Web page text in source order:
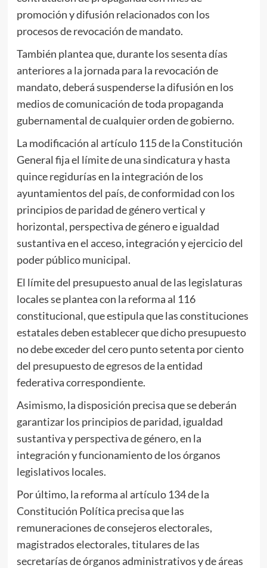
promoción y difusión relacionados con los
procesos de revocación de mandato.
También plantea que, durante los sesenta días
anteriores a la jornada para la revocación de
mandato, deberá suspenderse la difusión en los
medios de comunicación de toda propaganda
gubernamental de cualquier orden de gobierno.
La modificación al artículo 115 de la Constitución
General fija el límite de una sindicatura y hasta
quince regidurías en la integración de los
ayuntamientos del país, de conformidad con los
principios de paridad de género vertical y
horizontal, perspectiva de género e igualdad
sustantiva en el acceso, integración y ejercicio del
poder público municipal.
El límite del presupuesto anual de las legislaturas
locales se plantea con la reforma al 116
constitucional, que estipula que las constituciones
estatales deben establecer que dicho presupuesto
no debe exceder del cero punto setenta por ciento
del presupuesto de egresos de la entidad
federativa correspondiente.
Asimismo, la disposición precisa que se deberán
garantizar los principios de paridad, igualdad
sustantiva y perspectiva de género, en la
integración y funcionamiento de los órganos
legislativos locales.
Por último, la reforma al artículo 134 de la
Constitución Política precisa que las
remuneraciones de consejeros electorales,
magistrados electorales, titulares de las
secretarías de órganos administrativos y de áreas